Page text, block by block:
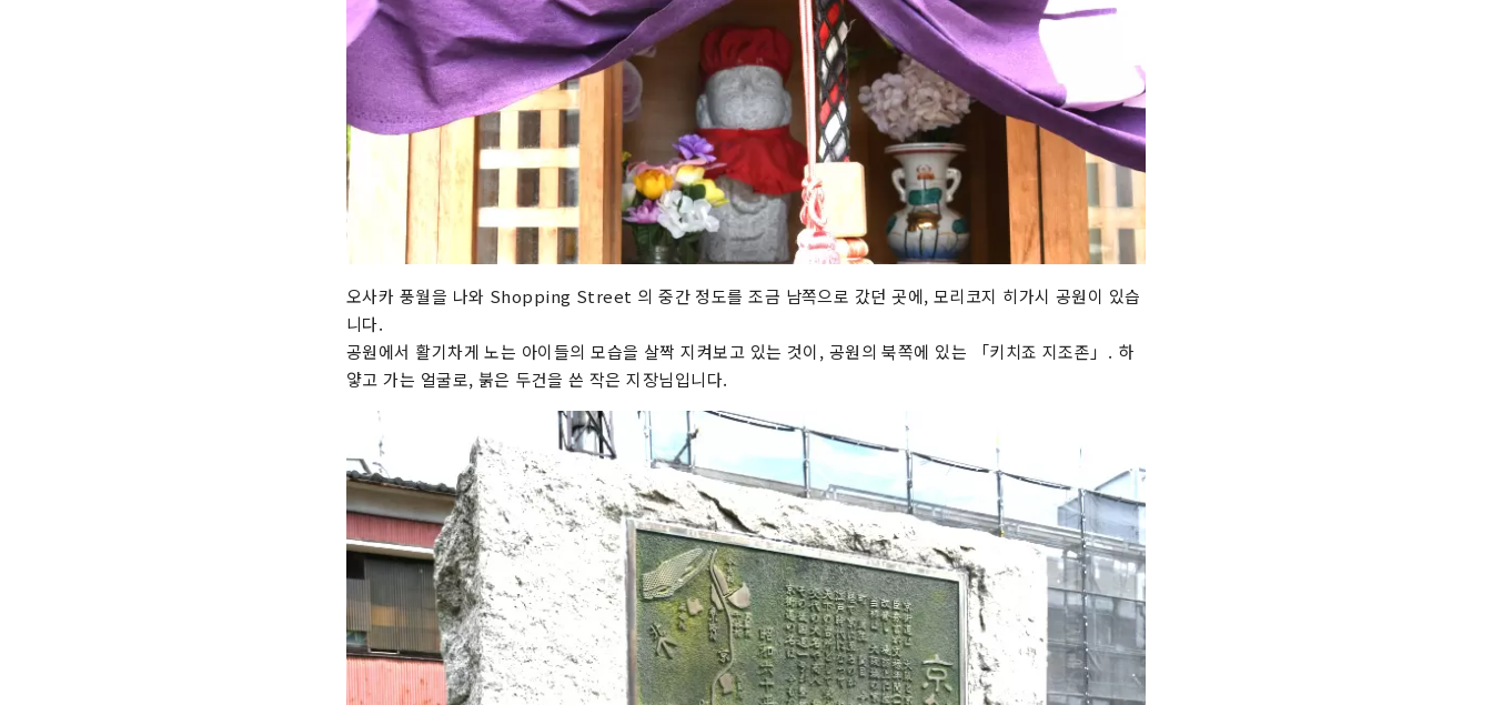
오사카 풍월을 나와 Shopping Street 의 중간 정도를 조금 남쪽으로 갔던 곳에, 모리코지 히가시 공원이 있습
니다.
공원에서 활기차게 노는 아이들의 모습을 살짝 지켜보고 있는 것이, 공원의 북쪽에 있는 「키치죠 지조존」. 하
얗고 가는 얼굴로, 붉은 두건을 쓴 작은 지장님입니다.